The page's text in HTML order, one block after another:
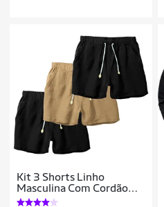
Kit 3 Shorts Linho
Masculina Com Cordão
Bermuda Casual Verão